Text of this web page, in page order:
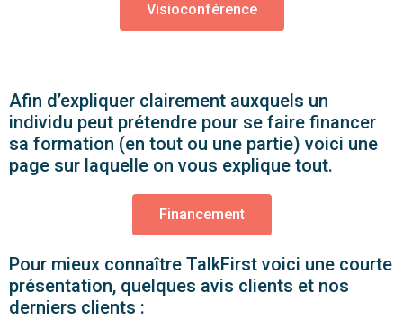
Visioconférence
Afin d’expliquer clairement auxquels un
individu peut prétendre pour se faire financer
sa formation (en tout ou une partie) voici une
page sur laquelle on vous explique tout.
Financement
Pour mieux connaître TalkFirst voici une courte
présentation, quelques avis clients et nos
derniers clients :